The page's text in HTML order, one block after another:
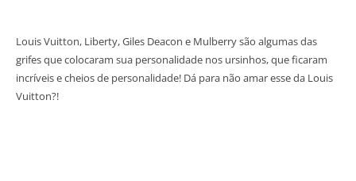
Louis Vuitton, Liberty, Giles Deacon e Mulberry são algumas das
grifes que colocaram sua personalidade nos ursinhos, que ficaram
incríveis e cheios de personalidade! Dá para não amar esse da Louis
Vuitton?!